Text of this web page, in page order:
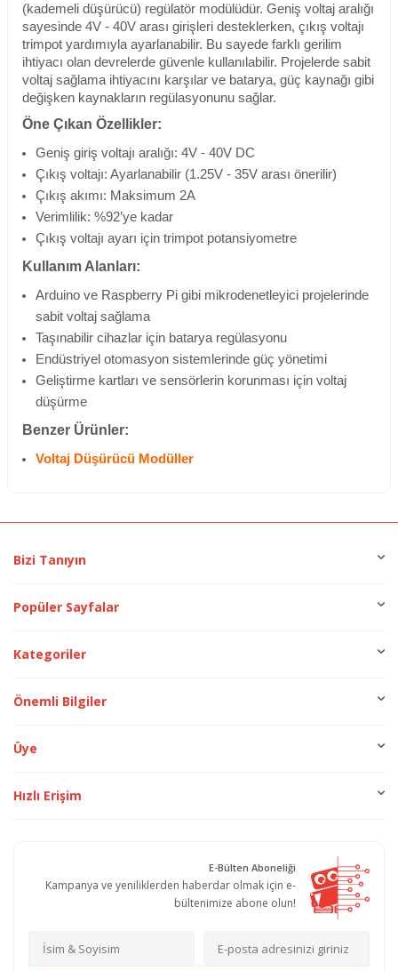
(kademeli düşürücü) regülatör modülüdür. Geniş voltaj aralığı
sayesinde 4V - 40V arası girişleri desteklerken, çıkış voltajı
trimpot yardımıyla ayarlanabilir. Bu sayede farklı gerilim
ihtiyacı olan devrelerde güvenle kullanılabilir. Projelerde sabit
voltaj sağlama ihtiyacını karşılar ve batarya, güç kaynağı gibi
değişken kaynakların regülasyonunu sağlar.
Öne Çıkan Özellikler:
Geniş giriş voltajı aralığı: 4V - 40V DC
Çıkış voltajı: Ayarlanabilir (1.25V - 35V arası önerilir)
Çıkış akımı: Maksimum 2A
Verimlilik: %92’ye kadar
Çıkış voltajı ayarı için trimpot potansiyometre
Kullanım Alanları:
Arduino ve Raspberry Pi gibi mikrodenetleyici projelerinde
sabit voltaj sağlama
Taşınabilir cihazlar için batarya regülasyonu
Endüstriyel otomasyon sistemlerinde güç yönetimi
Geliştirme kartları ve sensörlerin korunması için voltaj
düşürme
Benzer Ürünler:
Voltaj Düşürücü Modüller
Bizi Tanıyın
Popüler Sayfalar
Kategoriler
Önemli Bilgiler
Üye
Hızlı Erişim
E-Bülten Aboneliği
Kampanya ve yeniliklerden haberdar olmak için e-
bültenimize abone olun!